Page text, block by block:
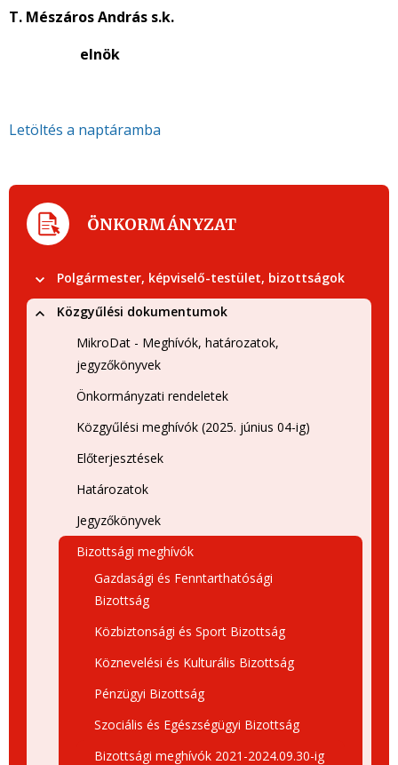
T. Mészáros András s.k.
elnök
Letöltés a naptáramba
ÖNKORMÁNYZAT
Polgármester, képviselő-testület, bizottságok
Közgyűlési dokumentumok
MikroDat - Meghívók, határozatok,
jegyzőkönyvek
Önkormányzati rendeletek
Közgyűlési meghívók (2025. június 04-ig)
Előterjesztések
Határozatok
Jegyzőkönyvek
Bizottsági meghívók
Gazdasági és Fenntarthatósági
Bizottság
Közbiztonsági és Sport Bizottság
Köznevelési és Kulturális Bizottság
Pénzügyi Bizottság
Szociális és Egészségügyi Bizottság
Bizottsági meghívók 2021-2024.09.30-ig